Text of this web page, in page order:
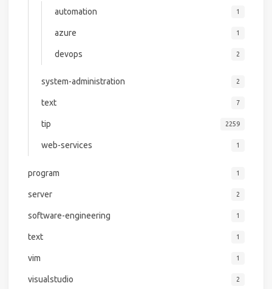
automation 1
azure 1
devops 2
system-administration 2
text 7
tip 2259
web-services 1
program 1
server 2
software-engineering 1
text 1
vim 1
visualstudio 2